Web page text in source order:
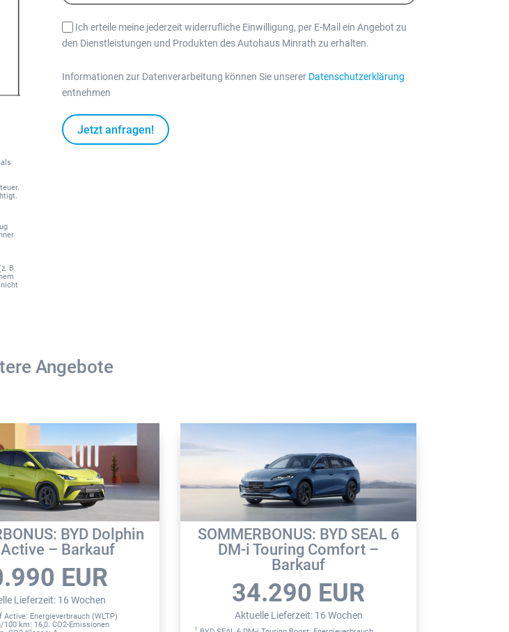
B.
nicht
Ich erteile meine jederzeit widerrufliche Einwilligung, per E-Mail ein Angebot zu
den Dienstleistungen und Produkten des Autohaus Minrath zu erhalten.
Informationen zur Datenverarbeitung können Sie unserer Datenschutzerklärung
entnehmen
Jetzt anfragen!
Angebote
BYD Dolphin
– Barkauf
EUR
Lieferzeit: 16 Wochen
Active: Energieverbrauch (WLTP)
km: 16,0. CO2-Emissionen
SOMMERBONUS: BYD SEAL 6
DM-i Touring Comfort –
Barkauf
34.290 EUR
Aktuelle Lieferzeit: 16 Wochen
1